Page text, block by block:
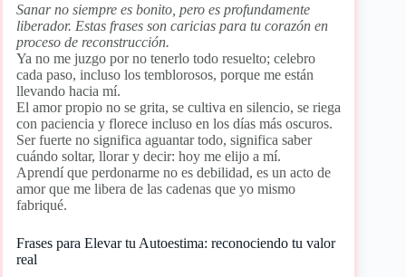
Sanar no siempre es bonito, pero es profundamente
liberador. Estas frases son caricias para tu corazón en
proceso de reconstrucción.
Ya no me juzgo por no tenerlo todo resuelto; celebro
cada paso, incluso los temblorosos, porque me están
llevando hacia mí.
El amor propio no se grita, se cultiva en silencio, se riega
con paciencia y florece incluso en los días más oscuros.
Ser fuerte no significa aguantar todo, significa saber
cuándo soltar, llorar y decir: hoy me elijo a mí.
Aprendí que perdonarme no es debilidad, es un acto de
amor que me libera de las cadenas que yo mismo
fabriqué.
Frases para Elevar tu Autoestima: reconociendo tu valor
real